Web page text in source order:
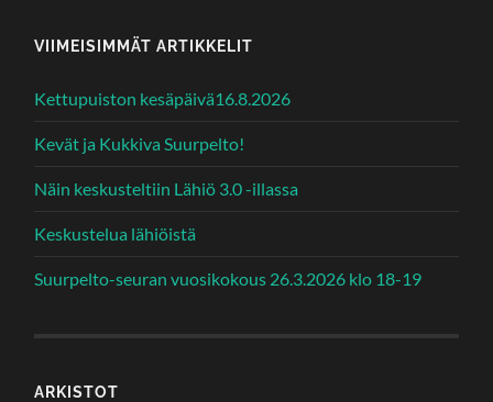
VIIMEISIMMÄT ARTIKKELIT
Kettupuiston kesäpäivä16.8.2026
Kevät ja Kukkiva Suurpelto!
Näin keskusteltiin Lähiö 3.0 -illassa
Keskustelua lähiöistä
Suurpelto-seuran vuosikokous 26.3.2026 klo 18-19
ARKISTOT